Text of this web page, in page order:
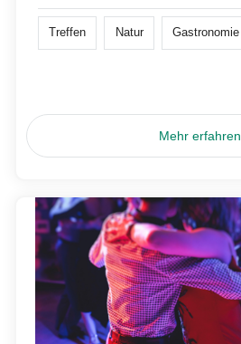
Treffen Natur Gastronomie
Mehr erfahren